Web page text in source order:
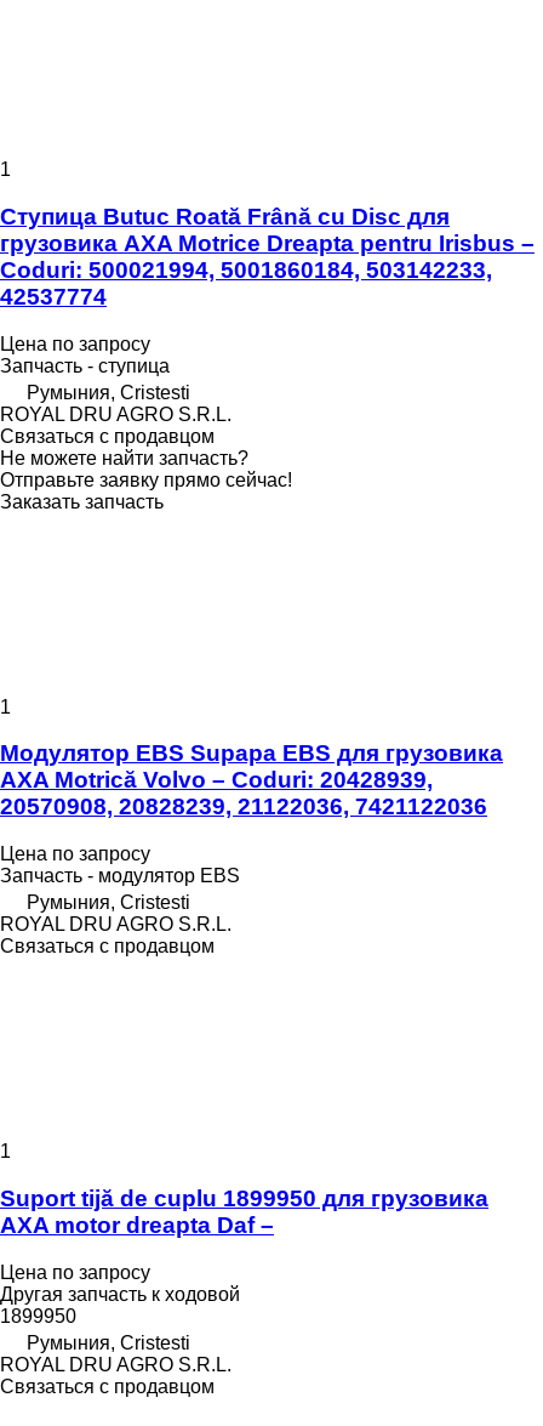
1
Ступица Butuc Roată Frână cu Disc для
грузовика AXA Motrice Dreapta pentru Irisbus –
Coduri: 500021994, 5001860184, 503142233,
42537774
Цена по запросу
Запчасть - ступица
Румыния, Cristesti
ROYAL DRU AGRO S.R.L.
Связаться с продавцом
Не можете найти запчасть?
Отправьте заявку прямо сейчас!
Заказать запчасть
1
Модулятор EBS Supapa EBS для грузовика
AXA Motrică Volvo – Coduri: 20428939,
20570908, 20828239, 21122036, 7421122036
Цена по запросу
Запчасть - модулятор EBS
Румыния, Cristesti
ROYAL DRU AGRO S.R.L.
Связаться с продавцом
1
Suport tijă de cuplu 1899950 для грузовика
AXA motor dreapta Daf –
Цена по запросу
Другая запчасть к ходовой
1899950
Румыния, Cristesti
ROYAL DRU AGRO S.R.L.
Связаться с продавцом